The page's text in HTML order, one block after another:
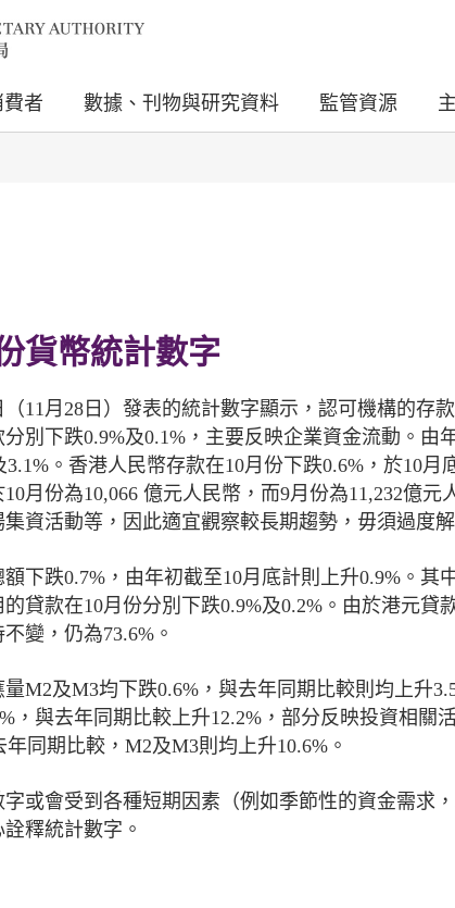
者 數據、刊物與研究資料 監管資源
貨幣統計數字
11月28日）發表的統計數字顯示，認可機構的存
別下跌0.9%及0.1%，主要反映企業資金流動。由
。香港人民幣存款在10月份下跌0.6%，於10
月份為10,066 億元人民幣，而9月份為11,232億元
資活動等，因此適宜觀察較長期趨勢，毋須過度
下跌0.7%，由年初截至10月底計則上升0.9%。其
貸款在10月份分別下跌0.9%及0.2%。由於港元貸
變，仍為73.6%。
M2及M3均下跌0.6%，與去年同期比較則均上升
，與去年同期比較上升12.2%，部分反映投資相關
同期比較，M2及M3則均上升10.6%。
或會受到各種短期因素（例如季節性的資金需求
釋統計數字。